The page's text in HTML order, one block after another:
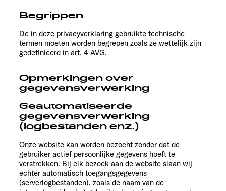
Begrippen
De in deze privacyverklaring gebruikte technische
termen moeten worden begrepen zoals ze wettelijk zijn
gedefinieerd in art. 4 AVG.
Opmerkingen over
gegevensverwerking
Geautomatiseerde
gegevensverwerking
(logbestanden enz.)
Onze website kan worden bezocht zonder dat de
gebruiker actief persoonlijke gegevens hoeft te
verstrekken. Bij elk bezoek aan de website slaan wij
echter automatisch toegangsgegevens
(serverlogbestanden), zoals de naam van de